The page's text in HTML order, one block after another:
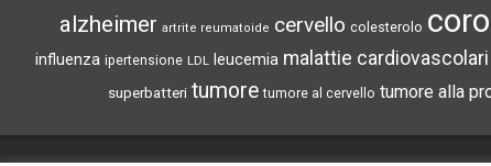
alzheimer artrite reumatoide cervello colesterolo
influenza ipertensione LDL leucemia malattie cardiovascolari
superbatteri tumore tumore al cervello tumore alla